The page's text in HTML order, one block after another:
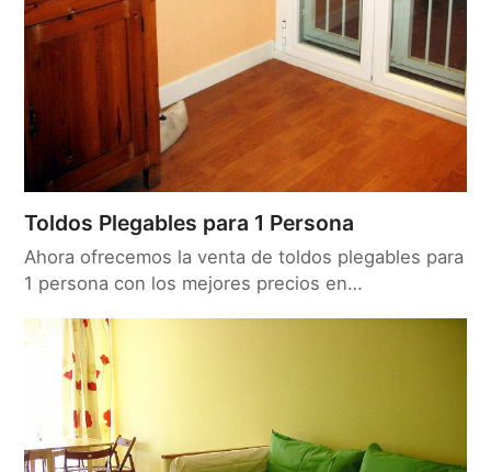
Toldos Plegables para 1 Persona
Ahora ofrecemos la venta de toldos plegables para
1 persona con los mejores precios en…